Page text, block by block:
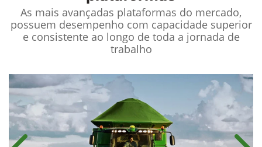
As mais avançadas plataformas do mercado,
possuem desempenho com capacidade superior
e consistente ao longo de toda a jornada de
trabalho